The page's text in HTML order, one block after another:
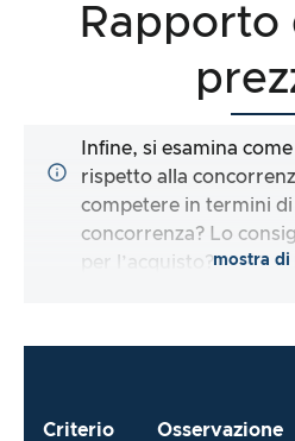
Rapporto
Infine, si esamina
rispetto alla
competere in termini
concorrenza? Lo
per l’acquisto?mostra di
Criterio Osservazione